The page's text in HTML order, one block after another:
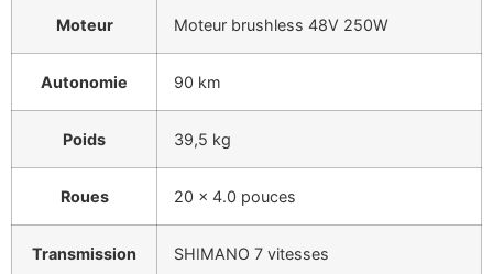
Moteur Moteur brushless 48V 250W
Autonomie 90 km
Poids 39,5 kg
Roues 20 x 4.0 pouces
Transmission SHIMANO 7 vitesses